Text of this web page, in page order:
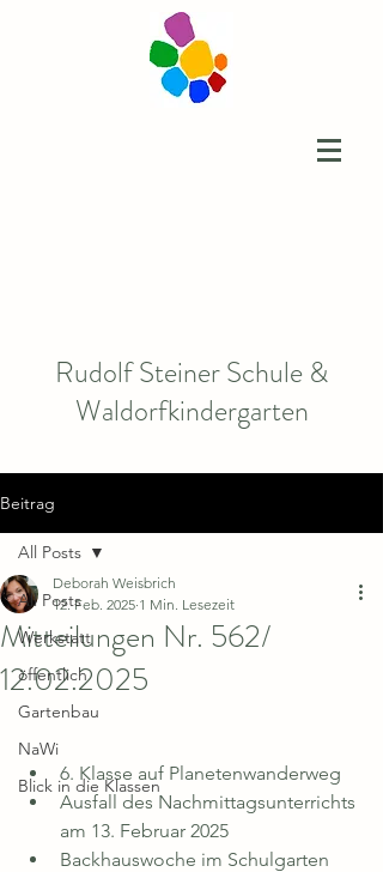
Rudolf Steiner Schule &
Waldorfkindergarten
Beitrag
All Posts
Werkstatt
öffentlich
Gartenbau
NaWi
Blick in die Klassen
All Posts
Mitteilungen Nr. 562/
12.02.2025
Deborah Weisbrich
12. Feb. 2025 1 Min. Lesezeit
6. Klasse auf Planetenwanderweg
Ausfall des Nachmittagsunterrichts
am 13. Februar 2025
Backhauswoche im Schulgarten